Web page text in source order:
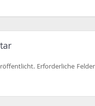
Erforderliche